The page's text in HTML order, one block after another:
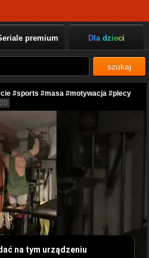
premium Dla dzieci
szukaj
#sports #masa #motywacja #plecy
na tym urządzeniu